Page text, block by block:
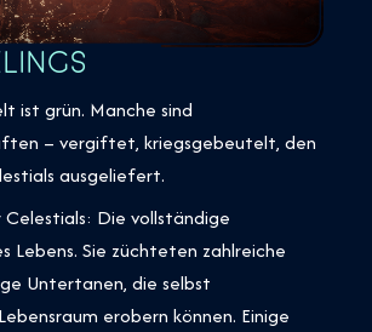
ist grün. Manche sind
– vergiftet, kriegsgebeutelt, den
ausgeliefert.
Celestials: Die vollständige
Lebens. Sie züchteten zahlreiche
Untertanen, die selbst
erobern können. Einige